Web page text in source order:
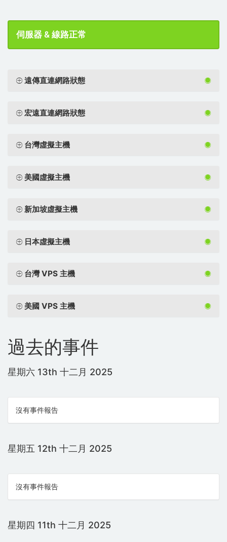
伺服器 & 線路正常
遠傳直連網路狀態
宏遠直連網路狀態
台灣虛擬主機
美國虛擬主機
新加坡虛擬主機
日本虛擬主機
台灣 VPS 主機
美國 VPS 主機
過去的事件
星期六 13th 十二月 2025
沒有事件報告
星期五 12th 十二月 2025
沒有事件報告
星期四 11th 十二月 2025